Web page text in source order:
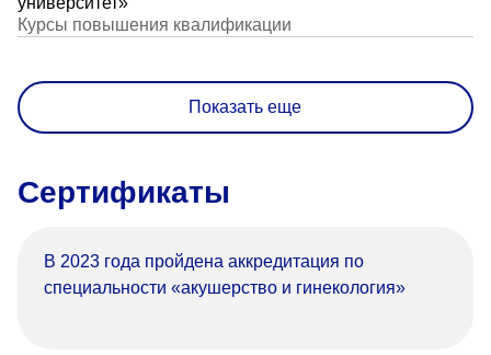
Курсы повышения квалификации
Показать еще
Сертификаты
В 2023 года пройдена аккредитация по
специальности «акушерство и гинекология»